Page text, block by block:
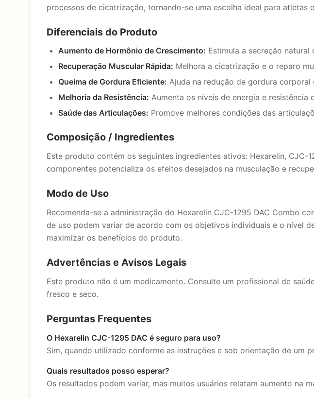
processos de cicatrização, tornando-se uma escolha ideal para
Diferenciais do Produto
Aumento de Hormônio de Crescimento: Estimula a secreção
Recuperação Muscular Rápida: Melhora a cicatrização e o reparo
Queima de Gordura Eficiente: Ajuda na redução de gordura corporal
Melhoria da Resistência: Aumenta os níveis de energia e resistência
Saúde das Articulações: Promove melhores condições das
Composição / Ingredientes
Este produto contém os seguintes ingredientes ativos: Hexarelin,
componentes potencializa os efeitos desejados na musculação e
Modo de Uso
Recomenda-se a administração do Hexarelin CJC-1295 DAC Combo
de uso podem variar de acordo com os objetivos individuais e o nível
maximizar os benefícios do produto.
Advertências e Avisos Legais
Este produto não é um medicamento. Consulte um profissional de
fresco e seco.
Perguntas Frequentes
O Hexarelin CJC-1295 DAC é seguro para uso?
Sim, quando utilizado conforme as instruções e sob orientação de um
Quais resultados posso esperar?
Os resultados podem variar, mas muitos usuários relatam aumento na